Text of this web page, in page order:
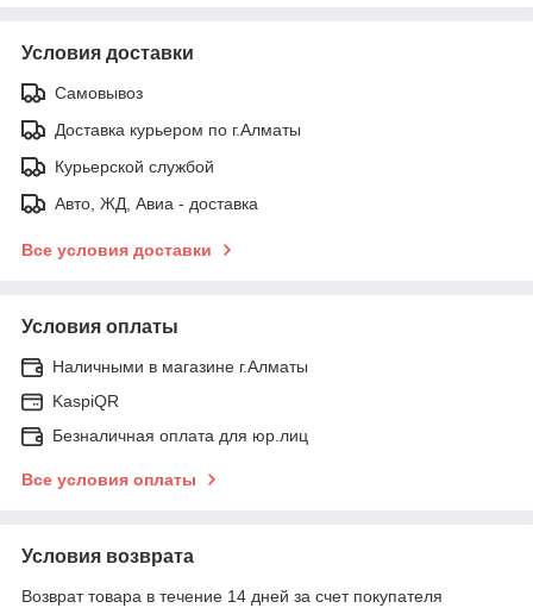
Условия доставки
Самовывоз
Доставка курьером по г.Алматы
Курьерской службой
Авто, ЖД, Авиа - доставка
Все условия доставки
Условия оплаты
Наличными в магазине г.Алматы
KaspiQR
Безналичная оплата для юр.лиц
Все условия оплаты
Условия возврата
Возврат товара в течение 14 дней за счет покупателя